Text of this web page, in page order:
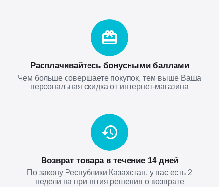
Расплачивайтесь бонусными баллами
Чем больше совершаете покупок, тем выше Ваша
персональная скидка от интернет-магазина
Возврат товара в течение 14 дней
По закону Республики Казахстан, у вас есть 2
недели на принятия решения о возврате